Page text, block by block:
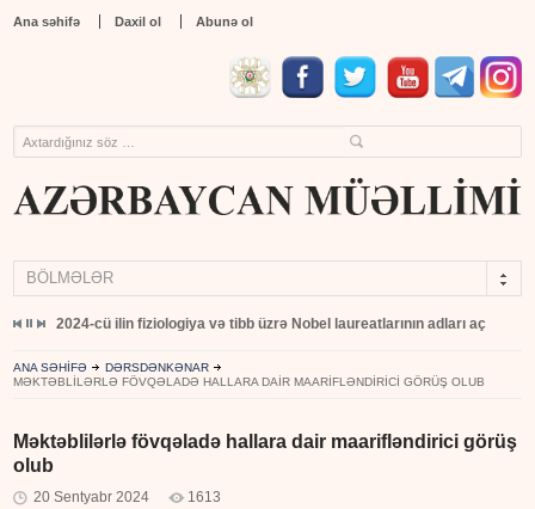
Ana səhifə Daxil ol Abunə ol
BÖLMƏLƏR
2024-cü ilin fiziologiya və tibb üzrə Nobel laureatlarının adları açıqlandı
ANA SƏHİFƏ
DƏRSDƏNKƏNAR
MƏKTƏBLILƏRLƏ FÖVQƏLADƏ HALLARA DAIR MAARIFLƏNDIRICI GÖRÜŞ OLUB
Məktəblilərlə fövqəladə hallara dair maarifləndirici görüş
olub
20 Sentyabr 2024 1613